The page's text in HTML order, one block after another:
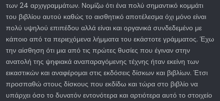
των 24 αρχιγραμμάτων. Νομίζω ότι ένα πολύ σημαντικό κομμάτι
του βιβλίου αυτού καθώς το αισθητικό αποτέλεσμα όχι μόνο είναι
πολύ υψηλού επιπέδου αλλά είναι και οργανικά συνδεδεμένο με
κάποιο από τα περιεχόμενα λήμματα του εκάστοτε γράμματος. Έχω
την αίσθηση ότι μια από τις πρώτες θυσίες που έγιναν στην
ανατολή της ψηφιακά αναπαραγόμενης τέχνης ήταν εκείνη των
εικαστικών και αναφέρομαι στις εκδόσεις δίσκων και βιβλίων. Έτσι
προσπαθώ στους δίσκους που εκδίδω και τώρα στο βιβλίο να
υπάρχει όσο το δυνατόν εντονότερα και αρτιότερα αυτό το στοιχείο